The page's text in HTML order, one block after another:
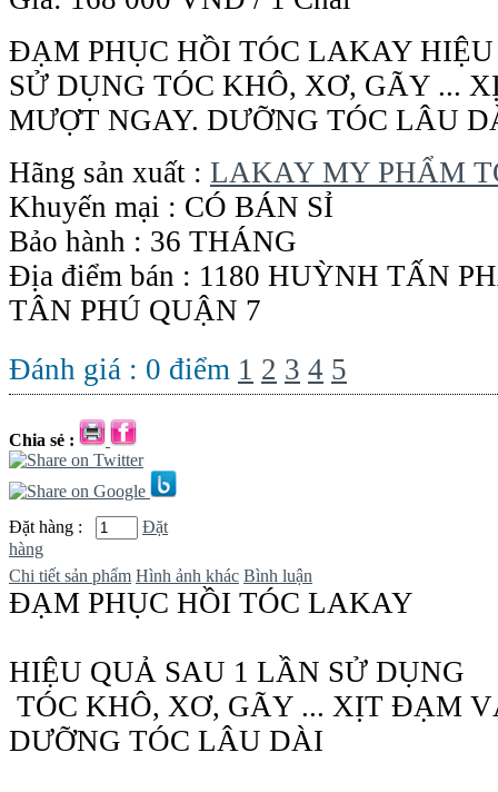
ĐẠM PHỤC HỒI TÓC LAKAY
SỬ DỤNG TÓC KHÔ, XƠ, GÃY ...
MƯỢT NGAY. DƯỠNG TÓC LÂU
Hãng sản xuất : LAKAY MY PHẨM
Khuyến mại : CÓ BÁN SỈ
Bảo hành : 36 THÁNG
Địa điểm bán : 1180 HUỲNH TẤN
TÂN PHÚ QUẬN 7
Đánh giá : 0 điểm 1 2 3 4 5
Chia sẻ :
Đặt hàng :
Đặt
hàng
Chi tiết sản phẩm Hình ảnh khác Bình luận
ĐẠM PHỤC HỒI TÓC LAKAY
HIỆU QUẢ SAU 1 LẦN SỬ DỤNG
TÓC KHÔ, XƠ, GÃY ... XỊT ĐẠM
DƯỠNG TÓC LÂU DÀI